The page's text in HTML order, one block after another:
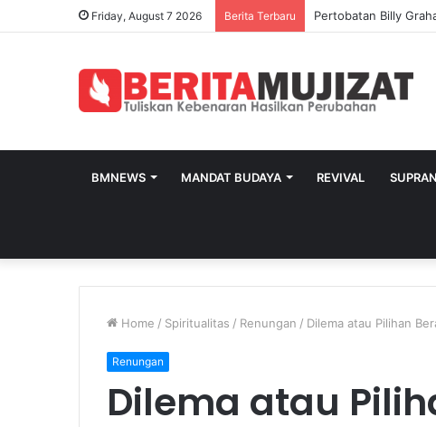
Friday, August 7 2026 Berita Terbaru Pertobatan Billy
BMNEWS MANDAT BUDAYA REVIVAL
Home / Spiritualitas / Renungan / Dilema atau Pilihan
Renungan
Dilema atau